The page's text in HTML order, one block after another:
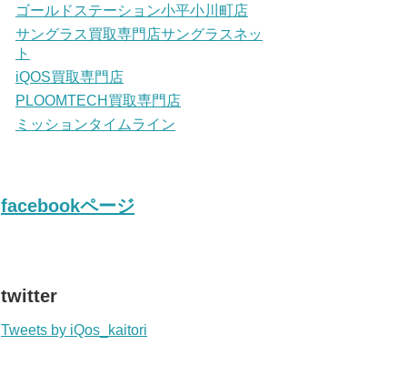
ゴールドステーション小平小川町店
サングラス買取専門店サングラスネッ
ト
iQOS買取専門店
PLOOMTECH買取専門店
ミッションタイムライン
facebookページ
twitter
Tweets by iQos_kaitori